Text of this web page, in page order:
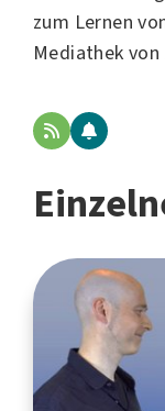
zum Lernen
Mediathek von